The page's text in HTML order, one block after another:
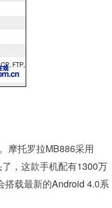
摩托罗拉MB886采用
，这款手机配有1300万
搭载最新的Android 4.0系